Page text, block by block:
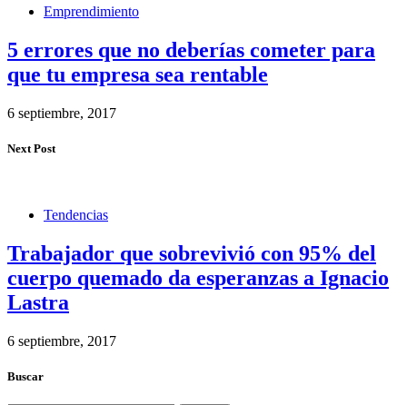
Emprendimiento
5 errores que no deberías cometer para
que tu empresa sea rentable
6 septiembre, 2017
Next Post
Tendencias
Trabajador que sobrevivió con 95% del
cuerpo quemado da esperanzas a Ignacio
Lastra
6 septiembre, 2017
Buscar